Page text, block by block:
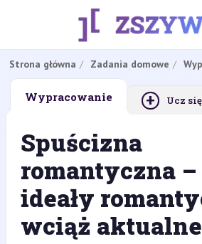
Strona główna Zadania domowe
Wypracowanie + Ucz
Spuścizna
romantyczna
ideały
wciąż